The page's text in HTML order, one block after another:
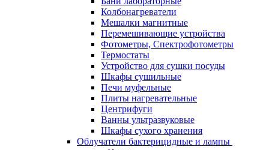
Колбонагреватели
Мешалки магнитные
Перемешивающие устройства
Фотометры, Спектрофотометры
Термостаты
Устройство для сушки посуды
Шкафы сушильные
Печи муфельные
Плиты нагревательные
Центрифуги
Ванны ультразвуковые
Шкафы сухого хранения
Облучатели бактерицидные и лампы